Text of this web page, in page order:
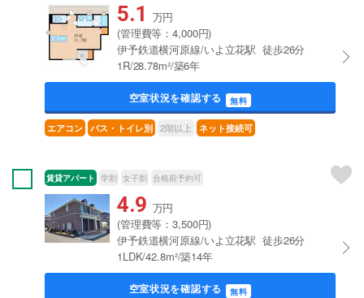
5.1 万円
(管理費等：4,000円)
伊予鉄道横河原線/いよ立花駅 徒歩26分
1R/28.78m²/築6年
空室状況を確認する 無料
エアコン バス・トイレ別 2階以上 ネット接続可
賃貸アパート 学割 女子割 合格前予約可
4.9 万円
(管理費等：3,500円)
伊予鉄道横河原線/いよ立花駅 徒歩26分
1LDK/42.8m²/築14年
空室状況を確認する 無料